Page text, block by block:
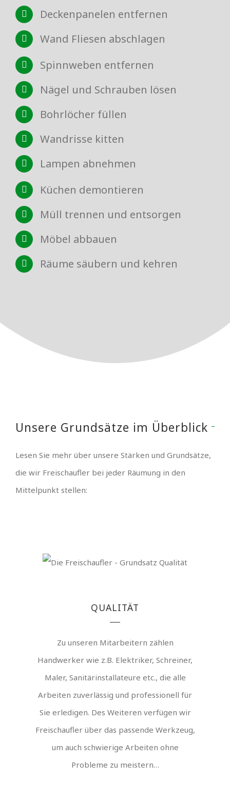
Deckenpanelen entfernen
Wand Fliesen abschlagen
Spinnweben entfernen
Nägel und Schrauben lösen
Bohrlöcher füllen
Wandrisse kitten
Lampen abnehmen
Küchen demontieren
Müll trennen und entsorgen
Möbel abbauen
Räume säubern und kehren
Unsere Grundsätze im Überblick
Lesen Sie mehr über unsere Stärken und Grundsätze,
die wir Freischaufler bei jeder Räumung in den
Mittelpunkt stellen:
QUALITÄT
Zu unseren Mitarbeitern zählen
Handwerker wie z.B. Elektriker, Schreiner,
Maler, Sanitärinstallateure etc., die alle
Arbeiten zuverlässig und professionell für
Sie erledigen. Des Weiteren verfügen wir
Freischaufler über das passende Werkzeug,
um auch schwierige Arbeiten ohne
Probleme zu meistern…